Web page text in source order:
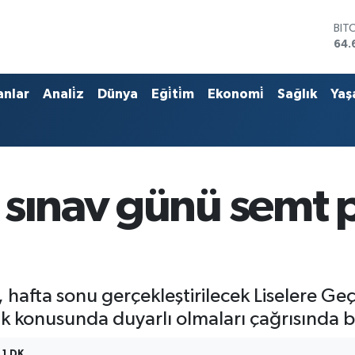
Anali̇z Dünya Eği̇ti̇m Ekonomi̇ Sağlık
günü semt
sonu gerçekleştirilecek Liselere
konusunda duyarlı olmaları çağrısında